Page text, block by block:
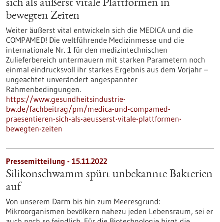
sich als äußerst vitale Plattformen in
bewegten Zeiten
Weiter äußerst vital entwickeln sich die MEDICA und die
COMPAMED! Die weltführende Medizinmesse und die
internationale Nr. 1 für den medizintechnischen
Zulieferbereich untermauern mit starken Parametern noch
einmal eindrucksvoll ihr starkes Ergebnis aus dem Vorjahr –
ungeachtet unverändert angespannter
Rahmenbedingungen.
https://www.gesundheitsindustrie-
bw.de/fachbeitrag/pm/medica-und-compamed-
praesentieren-sich-als-aeusserst-vitale-plattformen-
bewegten-zeiten
Pressemitteilung - 15.11.2022
Silikonschwamm spürt unbekannte Bakterien
auf
Von unserem Darm bis hin zum Meeresgrund:
Mikroorganismen bevölkern nahezu jeden Lebensraum, sei er